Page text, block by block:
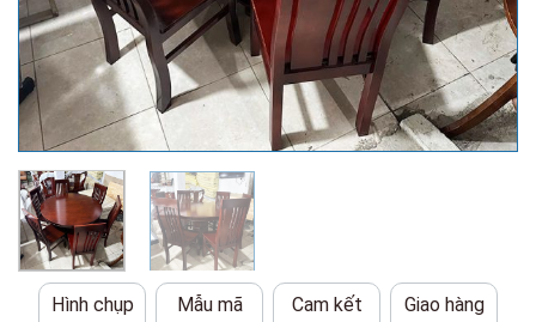
Hình chụp
Mẫu mã
Cam kết
Giao hàng